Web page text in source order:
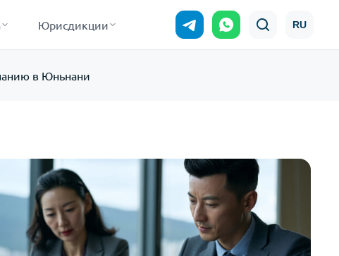
Юрисдикции RU
в Юньнани